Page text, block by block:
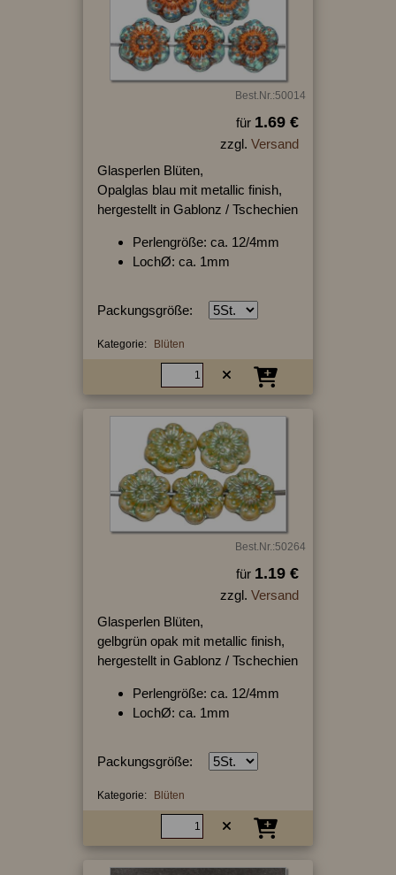
Best.Nr.:50014
für 1.69 €
zzgl. Versand
Glasperlen Blüten,
Opalglas blau mit metallic finish,
hergestellt in Gablonz / Tschechien
Perlengröße: ca. 12/4mm
LochØ: ca. 1mm
Packungsgröße:
Kategorie: Blüten
Best.Nr.:50264
für 1.19 €
zzgl. Versand
Glasperlen Blüten,
gelbgrün opak mit metallic finish,
hergestellt in Gablonz / Tschechien
Perlengröße: ca. 12/4mm
LochØ: ca. 1mm
Packungsgröße:
Kategorie: Blüten